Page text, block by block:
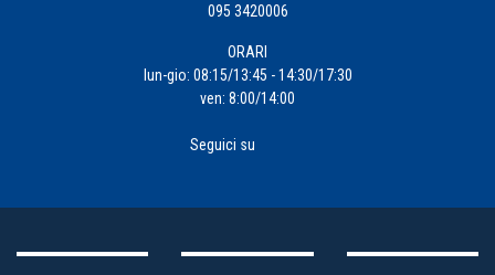
095 3420006
ORARI
lun-gio: 08:15/13:45 - 14:30/17:30
ven: 8:00/14:00
Seguici su